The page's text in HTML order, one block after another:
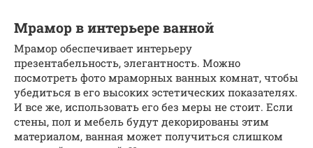
Мрамор в интерьере ванной
Мрамор обеспечивает интерьеру
презентабельность, элегантность. Можно
посмотреть фото мраморных ванных комнат, чтобы
убедиться в его высоких эстетических показателях.
И все же, использовать его без меры не стоит. Если
стены, пол и мебель будут декорированы этим
материалом, ванная может получиться слишком